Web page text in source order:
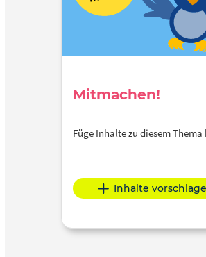
Mitmachen!
Füge Inhalte zu diesem
Inhalte